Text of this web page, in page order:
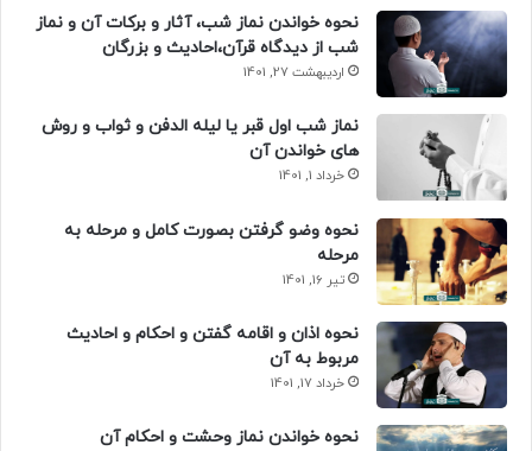
نحوه خواندن نماز شب، آثار و برکات آن و نماز
شب از دیدگاه قرآن،احادیث و بزرگان
اردیبهشت 27, 1401
نماز شب اول قبر یا لیله الدفن و ثواب و روش
های خواندن آن
خرداد 1, 1401
نحوه وضو گرفتن بصورت کامل و مرحله به
مرحله
تیر 16, 1401
نحوه اذان و اقامه گفتن و احکام و احادیث
مربوط به آن
خرداد 17, 1401
نحوه خواندن نماز وحشت و احکام آن